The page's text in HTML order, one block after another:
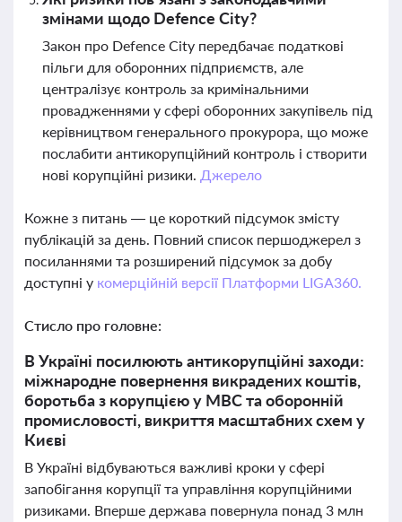
змінами щодо Defence City?
Закон про Defence City передбачає податкові
пільги для оборонних підприємств, але
централізує контроль за кримінальними
провадженнями у сфері оборонних закупівель під
керівництвом генерального прокурора, що може
послабити антикорупційний контроль і створити
нові корупційні ризики. Джерело
Кожне з питань — це короткий підсумок змісту
публікацій за день. Повний список першоджерел з
посиланнями та розширений підсумок за добу
доступні у комерційній версії Платформи LIGA360.
Стисло про головне:
В Україні посилюють антикорупційні заходи:
міжнародне повернення викрадених коштів,
боротьба з корупцією у МВС та оборонній
промисловості, викриття масштабних схем у
Києві
В Україні відбуваються важливі кроки у сфері
запобігання корупції та управління корупційними
ризиками. Вперше держава повернула понад 3 млн